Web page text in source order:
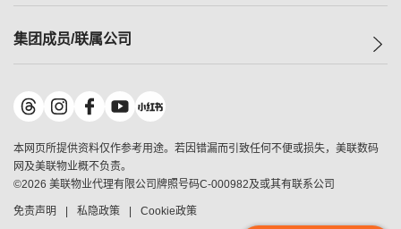
独家楼盘
租房
按揭计算机
负担能力计算机
转按计算机
缴款方式
历史成交
小区成交排行榜
地区百科
小区专页
美联精英会
美善会
地产经纪人管理协会
申报已递交的购楼开盘
集团成员/联属公司
美联物业
鋑联控股*
美联工商铺*
美联中国
美联澳门
美联金融集团
本网页所提供资料仅作参考用途。若因错漏而引致任何不便或损失，美联数码
网及美联物业概不负责。
©2026 美联物业代理有限公司牌照号码C-000982及或其有联系公司
免责声明 私隐政策 Cookie政策